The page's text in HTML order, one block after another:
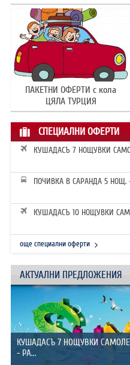
ПАКЕТНИ ОФЕРТИ с кола
ЦЯЛА ТУРЦИЯ
СПЕЦИАЛНИ ОФЕРТИ
КУШАДАСЪ 7 НОЩУВКИ
ПОЧИВКА В САРАНДА 5 НОЩ. -
КУШАДАСЪ 10 НОЩУВКИ
още специални оферти
АКТУАЛНИ ПРЕДЛОЖЕНИЯ
КУШАДАСЪ 7 НОЩУВКИ
- РА...